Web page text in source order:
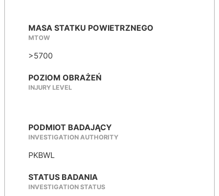
MASA STATKU POWIETRZNEGO
MTOW
>5700
POZIOM OBRAŻEŃ
INJURY LEVEL
PODMIOT BADAJĄCY
INVESTIGATION AUTHORITY
PKBWL
STATUS BADANIA
INVESTIGATION STATUS